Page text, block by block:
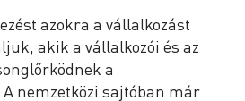
azokra a vállalkozást
akik a vállalkozói és az
a
nemzetközi sajtóban már